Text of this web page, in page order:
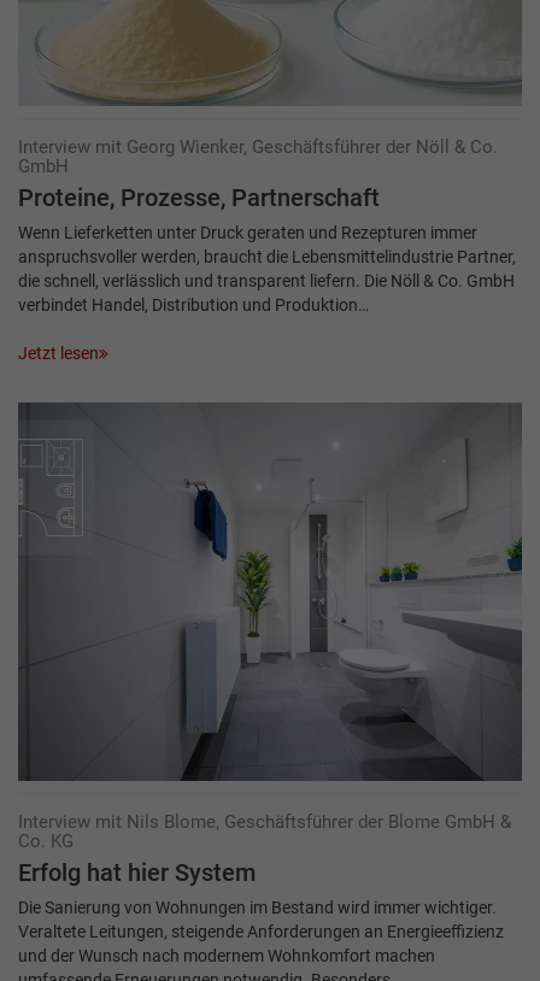
Interview mit Georg Wienker, Geschäftsführer der Nöll & Co.
GmbH
Proteine, Prozesse, Partnerschaft
Wenn Lieferketten unter Druck geraten und Rezepturen immer
anspruchsvoller werden, braucht die Lebensmittelindustrie Partner,
die schnell, verlässlich und transparent liefern. Die Nöll & Co. GmbH
verbindet Handel, Distribution und Produktion…
Jetzt lesen
Interview mit Nils Blome, Geschäftsführer der Blome GmbH &
Co. KG
Erfolg hat hier System
Die Sanierung von Wohnungen im Bestand wird immer wichtiger.
Veraltete Leitungen, steigende Anforderungen an Energieeffizienz
und der Wunsch nach modernem Wohnkomfort machen